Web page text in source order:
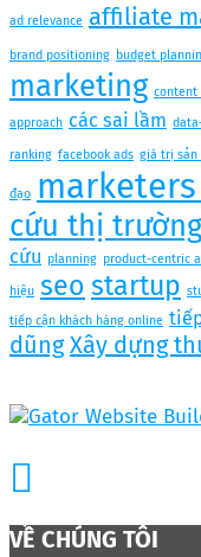
ad relevance affiliate
brand positioning budget
marketing content
approach các sai lầm
ranking facebook ads giá trị sản
đạo marketers
cứu thị trường
cứu planning product-centric
hiệu seo startup
tiếp cận khách hàng online
dũng Xây dựng
VỀ CHÚNG TÔI